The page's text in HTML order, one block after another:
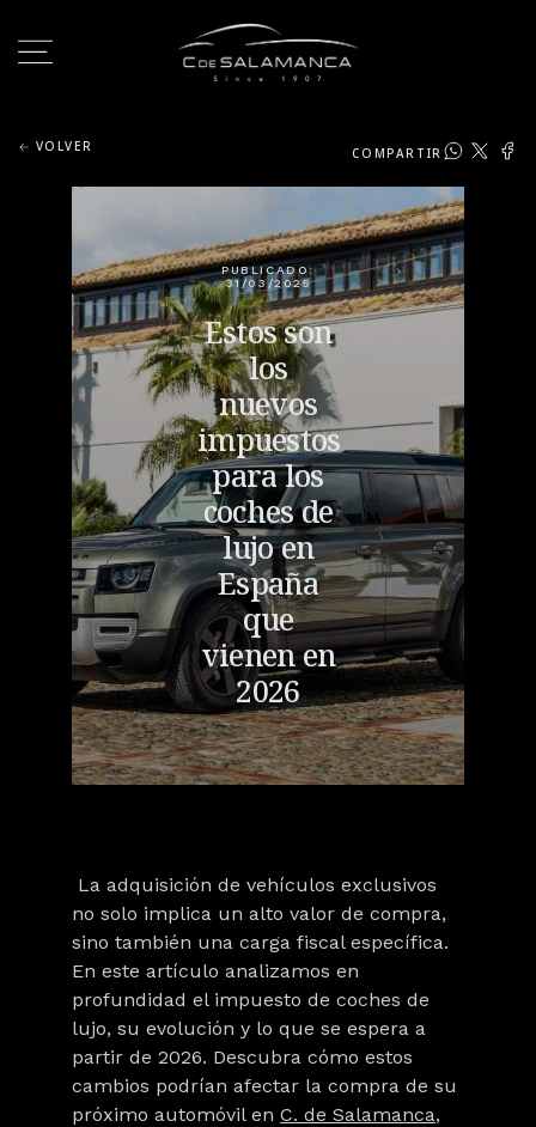
VOLVER COMPARTIR
PUBLICADO:
31/03/2025
Estos son
los
nuevos
impuestos
para los
coches de
lujo en
España
que
vienen en
2026
La adquisición de vehículos exclusivos
no solo implica un alto valor de compra,
sino también una carga fiscal específica.
En este artículo analizamos en
profundidad el impuesto de coches de
lujo, su evolución y lo que se espera a
partir de 2026. Descubra cómo estos
cambios podrían afectar la compra de su
próximo automóvil en C. de Salamanca,